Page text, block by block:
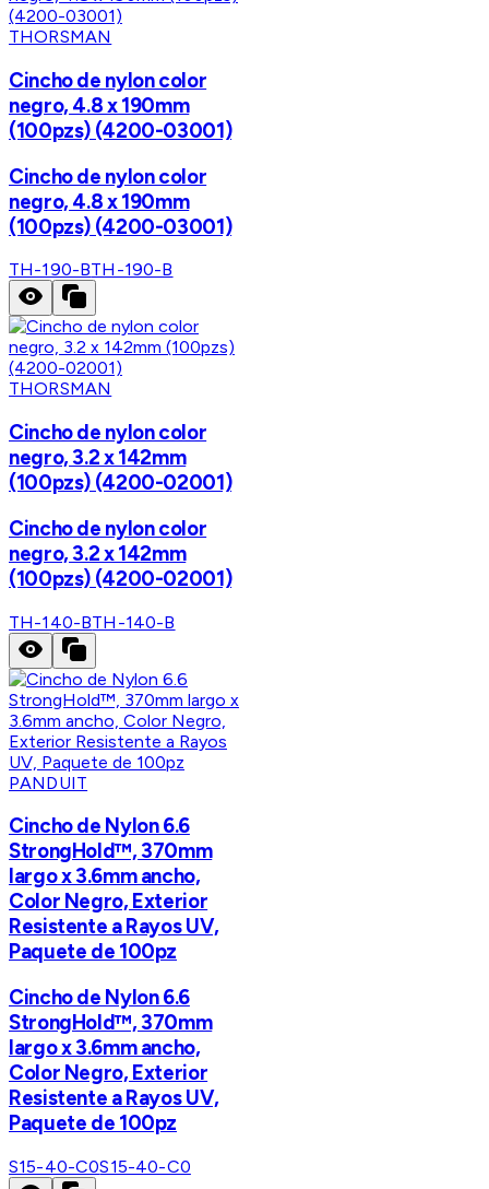
THORSMAN
Cincho de nylon color
negro, 4.8 x 190mm
(100pzs) (4200-03001)
Cincho de nylon color
negro, 4.8 x 190mm
(100pzs) (4200-03001)
TH-190-BTH-190-B
THORSMAN
Cincho de nylon color
negro, 3.2 x 142mm
(100pzs) (4200-02001)
Cincho de nylon color
negro, 3.2 x 142mm
(100pzs) (4200-02001)
TH-140-BTH-140-B
PANDUIT
Cincho de Nylon 6.6
StrongHold™, 370mm
largo x 3.6mm ancho,
Color Negro, Exterior
Resistente a Rayos UV,
Paquete de 100pz
Cincho de Nylon 6.6
StrongHold™, 370mm
largo x 3.6mm ancho,
Color Negro, Exterior
Resistente a Rayos UV,
Paquete de 100pz
S15-40-C0S15-40-C0